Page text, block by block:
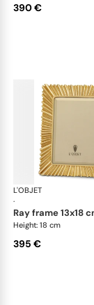
390 €
L'OBJET
·
ray frame 13x18
Height: 18 cm
395 €